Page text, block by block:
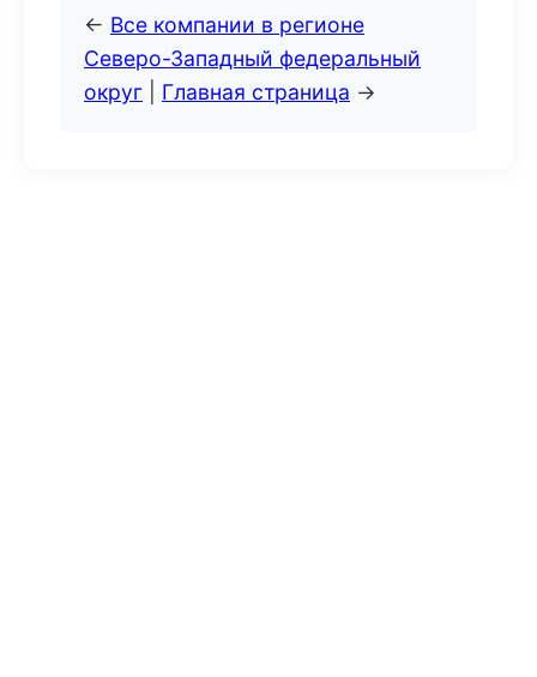
← Все компании в регионе
Северо-Западный федеральный
округ
Главная страница →